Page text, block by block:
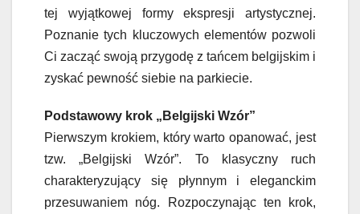
tej wyjątkowej formy ekspresji artystycznej.
Poznanie tych kluczowych elementów pozwoli
Ci zacząć swoją przygodę z tańcem belgijskim i
zyskać pewność siebie na parkiecie.
Podstawowy krok „Belgijski Wzór”
Pierwszym krokiem, który warto opanować, jest
tzw. „Belgijski Wzór”. To klasyczny ruch
charakteryzujący się płynnym i eleganckim
przesuwaniem nóg. Rozpoczynając ten krok,